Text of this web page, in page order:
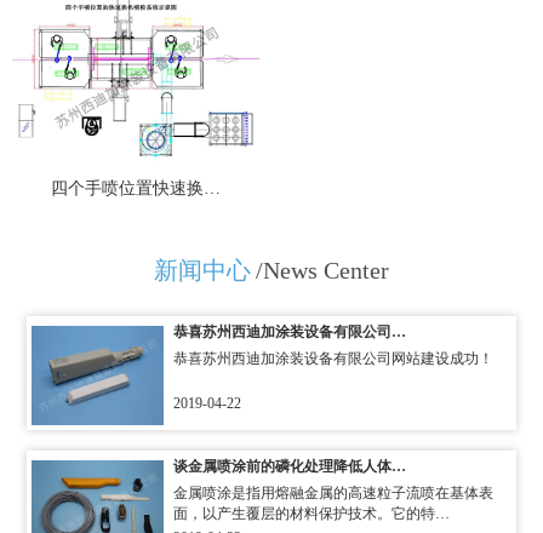
四个手喷位置快速换…
新闻中心/News Center
恭喜苏州西迪加涂装设备有限公司…
恭喜苏州西迪加涂装设备有限公司网站建设成功！
2019-04-22
谈金属喷涂前的磷化处理降低人体…
金属喷涂是指用熔融金属的高速粒子流喷在基体表
面，以产生覆层的材料保护技术。它的特…